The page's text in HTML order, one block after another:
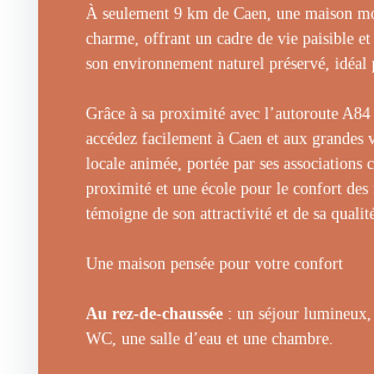
À seulement 9 km de Caen, une maison
charme, offrant un cadre de vie paisible
son environnement naturel préservé,
Grâce à sa proximité avec l’autoroute
accédez facilement à Caen et aux
locale animée, portée par ses
proximité et une école pour le confort
témoigne de son attractivité et de sa
Une maison pensée pour votre confort
Au rez-de-chaussée : un séjour lumineux,
WC, une salle d’eau et une chambre.